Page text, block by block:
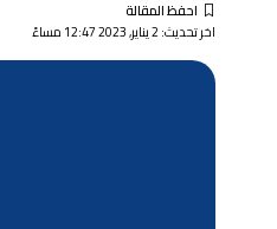
اخر تحديث: 2 يناير, 2023 12:47 مساءً